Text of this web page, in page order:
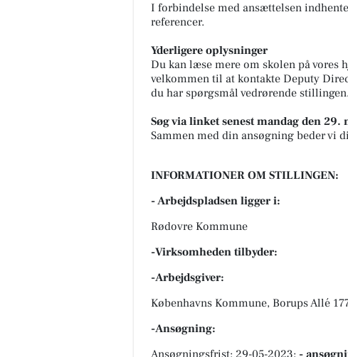
I forbindelse med ansættelsen
referencer.
Yderligere oplysninger
Du kan læse mere om skolen på vores
velkommen til at kontakte Deputy
du har spørgsmål vedrørende stillingen.
Søg via linket senest mandag den 29.
Sammen med din ansøgning beder vi
INFORMATIONER OM STILLINGEN:
- Arbejdspladsen ligger i:
Rødovre Kommune
-Virksomheden tilbyder:
-Arbejdsgiver:
Københavns Kommune, Borups Allé
-Ansøgning: